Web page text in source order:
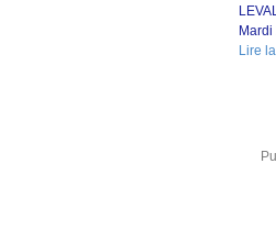
Lire